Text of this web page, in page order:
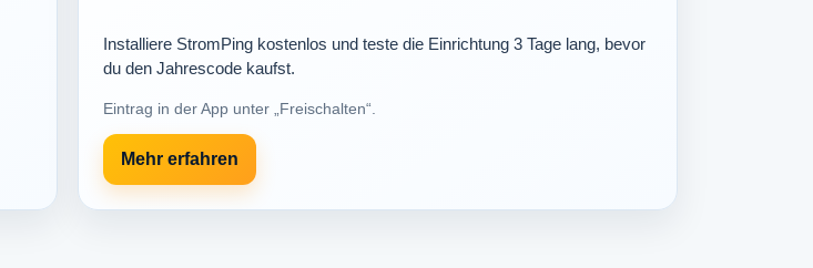
Installiere StromPing kostenlos und teste die Einrichtung 3 Tage lang, bevor
du den Jahrescode kaufst.
Eintrag in der App unter „Freischalten“.
Mehr erfahren